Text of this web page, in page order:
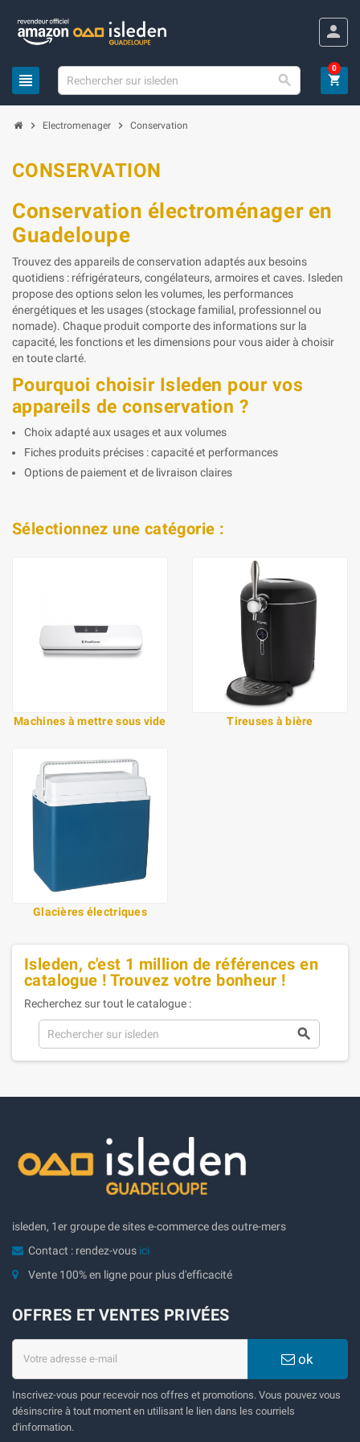
person
view_headline  shopping_cart
0
chevron_right Electromenager chevron_right Conservation
CONSERVATION
Conservation électroménager en
Guadeloupe
Trouvez des appareils de conservation adaptés aux besoins
quotidiens : réfrigérateurs, congélateurs, armoires et caves. Isleden
propose des options selon les volumes, les performances
énergétiques et les usages (stockage familial, professionnel ou
nomade). Chaque produit comporte des informations sur la
capacité, les fonctions et les dimensions pour vous aider à choisir
en toute clarté.
Pourquoi choisir Isleden pour vos
appareils de conservation ?
Choix adapté aux usages et aux volumes
Fiches produits précises : capacité et performances
Options de paiement et de livraison claires
Sélectionnez une catégorie :
Machines à mettre sous vide Tireuses à bière
Glacières électriques
Isleden, c'est 1 million de références en
catalogue ! Trouvez votre bonheur !
Recherchez sur tout le catalogue :

isleden, 1er groupe de sites e-commerce des outre-mers
Contact : rendez-vous ici
Vente 100% en ligne pour plus d'efficacité
OFFRES ET VENTES PRIVÉES
ok
Inscrivez-vous pour recevoir nos offres et promotions. Vous pouvez vous
désinscrire à tout moment en utilisant le lien dans les courriels
d'information.